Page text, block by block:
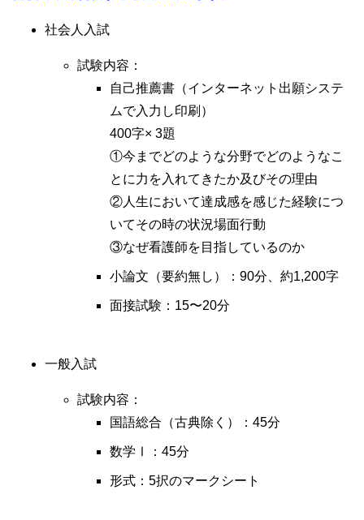
社会人入試
試験内容：
自己推薦書（インターネット出願システ
ムで入力し印刷）
400字× 3題
①今までどのような分野でどのようなこ
とに力を入れてきたか及びその理由
②人生において達成感を感じた経験につ
いてその時の状況場面行動
③なぜ看護師を目指しているのか
小論文（要約無し）：90分、約1,200字
面接試験：15〜20分
一般入試
試験内容：
国語総合（古典除く）：45分
数学Ⅰ：45分
形式：5択のマークシート